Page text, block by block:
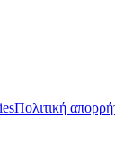
Πολιτική